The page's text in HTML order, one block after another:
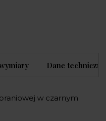
Dane techniczne
w czarnym